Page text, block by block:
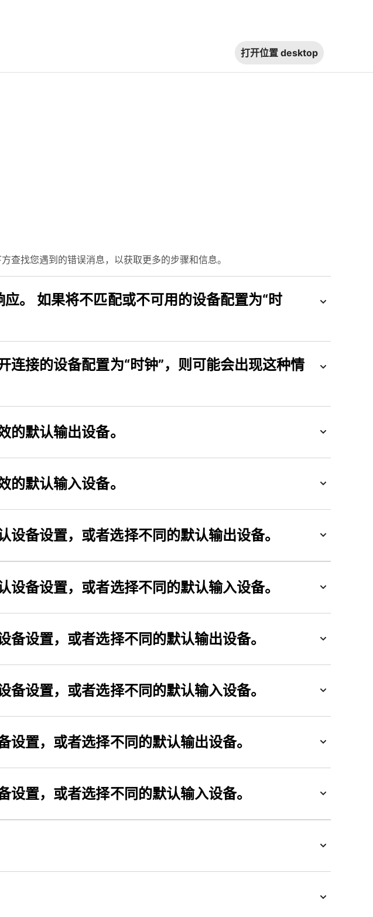
打开位置 desktop
找您遇到的错误消息，以获取更多的步骤和信息。
为“时
接的设备配置为“时钟”，则可能会出现这种情
默认输出设备。
默认输入设备。
连接。 检查音频设备并确认设备设置，或者选择不同的默认输出设备。
备设置，或者选择不同的默认输入设备。
设置，或者选择不同的默认输出设备。
设置，或者选择不同的默认输入设备。
置，或者选择不同的默认输出设备。
置，或者选择不同的默认输入设备。